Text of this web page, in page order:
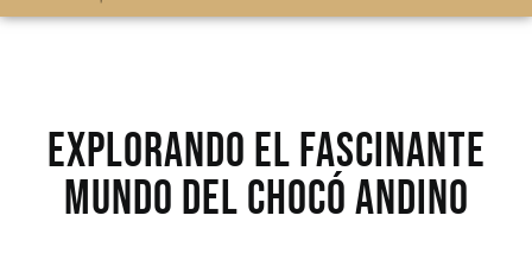
Explorando el Fascinante
Mundo del Chocó Andino